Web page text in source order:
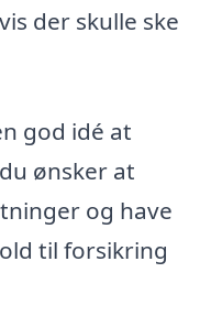
der skulle ske
god idé at
ønsker at
og have
til forsikring